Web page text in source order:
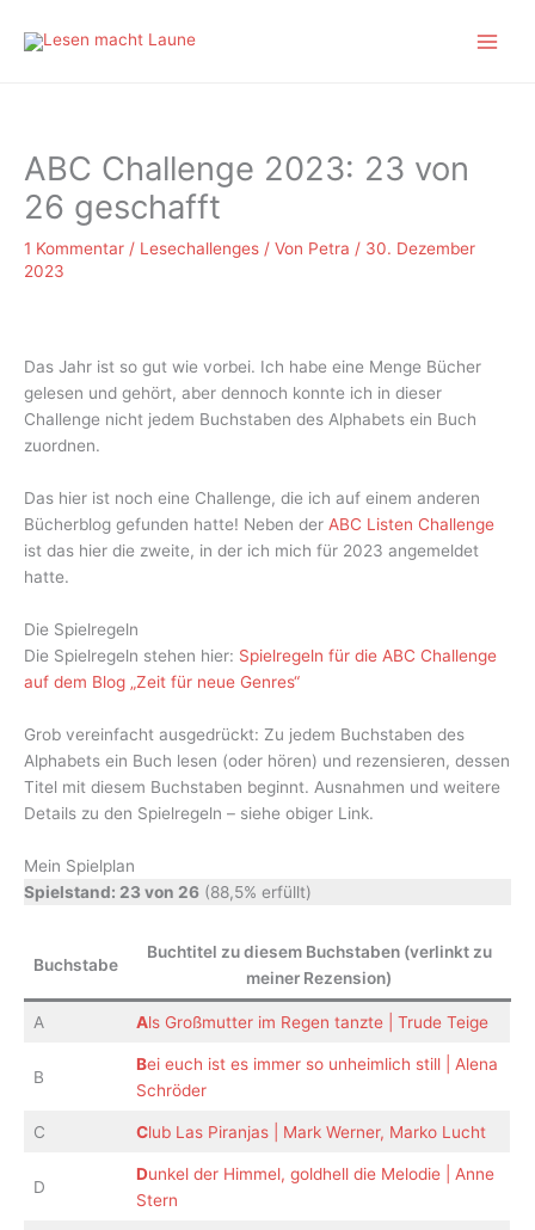
Inhalt
ABC Challenge 2023: 23 von
26 geschafft
1 Kommentar / Lesechallenges / Von Petra / 30. Dezember
2023
Das Jahr ist so gut wie vorbei. Ich habe eine Menge Bücher
gelesen und gehört, aber dennoch konnte ich in dieser
Challenge nicht jedem Buchstaben des Alphabets ein Buch
zuordnen.
Das hier ist noch eine Challenge, die ich auf einem anderen
Bücherblog gefunden hatte! Neben der ABC Listen Challenge
ist das hier die zweite, in der ich mich für 2023 angemeldet
hatte.
Die Spielregeln
Die Spielregeln stehen hier: Spielregeln für die ABC Challenge
auf dem Blog „Zeit für neue Genres“
Grob vereinfacht ausgedrückt: Zu jedem Buchstaben des
Alphabets ein Buch lesen (oder hören) und rezensieren, dessen
Titel mit diesem Buchstaben beginnt. Ausnahmen und weitere
Details zu den Spielregeln – siehe obiger Link.
Mein Spielplan
Spielstand: 23 von 26 (88,5% erfüllt)
Buchstabe
Buchtitel zu diesem Buchstaben (verlinkt zu
meiner Rezension)
A Als Großmutter im Regen tanzte | Trude Teige
B
Bei euch ist es immer so unheimlich still | Alena
Schröder
C Club Las Piranjas | Mark Werner, Marko Lucht
D
Dunkel der Himmel, goldhell die Melodie | Anne
Stern